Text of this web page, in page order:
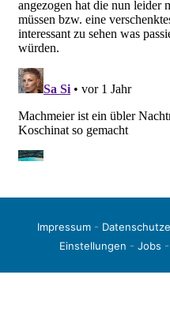
Impressum-
Einstellungen - Jobs -